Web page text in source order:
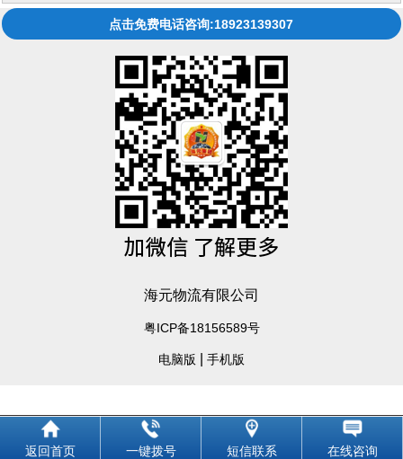
点击免费电话咨询:18923139307
海元物流有限公司
粤ICP备18156589号
电脑版 手机版
返回首页 一键拨号 短信联系 在线咨询